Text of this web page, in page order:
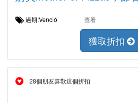
過期:Venció 查看
獲取折扣
28個朋友喜歡這個折扣